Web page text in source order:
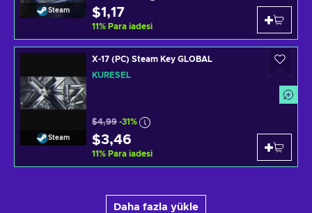
Steam $1,17
11% Para iadesi
Steam
X-17 (PC) Steam Key GLOBAL
KÜRESEL
$4,99 -31%
$3,46
11% Para iadesi
Daha fazla yükle